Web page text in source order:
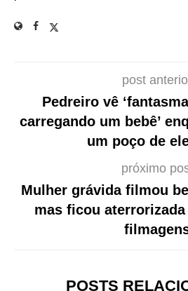
post
Pedreiro vê
carregando um bebê’
um poço de
próximo
Mulher grávida filmou
mas ficou
POSTS